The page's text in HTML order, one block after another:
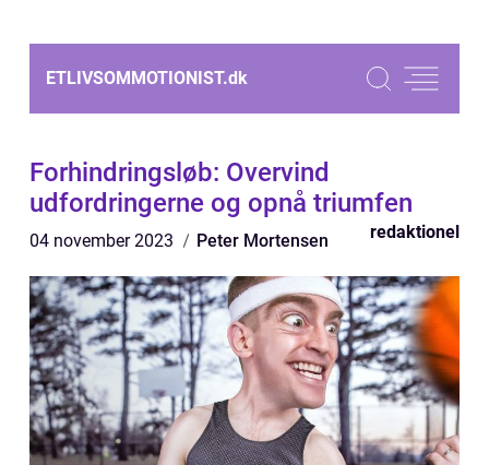
ETLIVSOMMOTIONIST.dk
Forhindringsløb: Overvind
udfordringerne og opnå triumfen
04 november 2023 Peter Mortensen redaktionel